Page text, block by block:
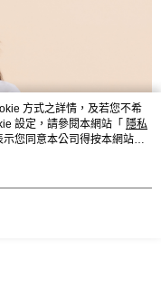
方式之詳情，及若您不希
設定，請參閱本網站「 隱私
您同意本公司得按本網站使